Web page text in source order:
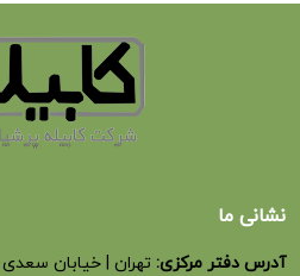
نشانی ما
آدرس دفتر مرکزی: تهران | خیابان